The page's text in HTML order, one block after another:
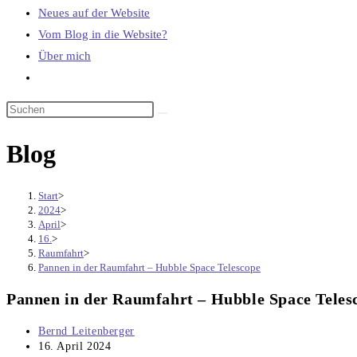
Neues auf der Website
Vom Blog in die Website?
Über mich
umschalten
Blog
Start>
2024>
April>
16. >
Raumfahrt>
Pannen in der Raumfahrt – Hubble Space Telescope
Pannen in der Raumfahrt – Hubble Space
Beitrags-
Autor:
Bernd Leitenberger
Beitrag
16. April 2024